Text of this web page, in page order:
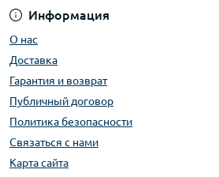
Информация
О нас
Доставка
Гарантия и возврат
Публичный договор
Политика безопасности
Связаться с нами
Карта сайта